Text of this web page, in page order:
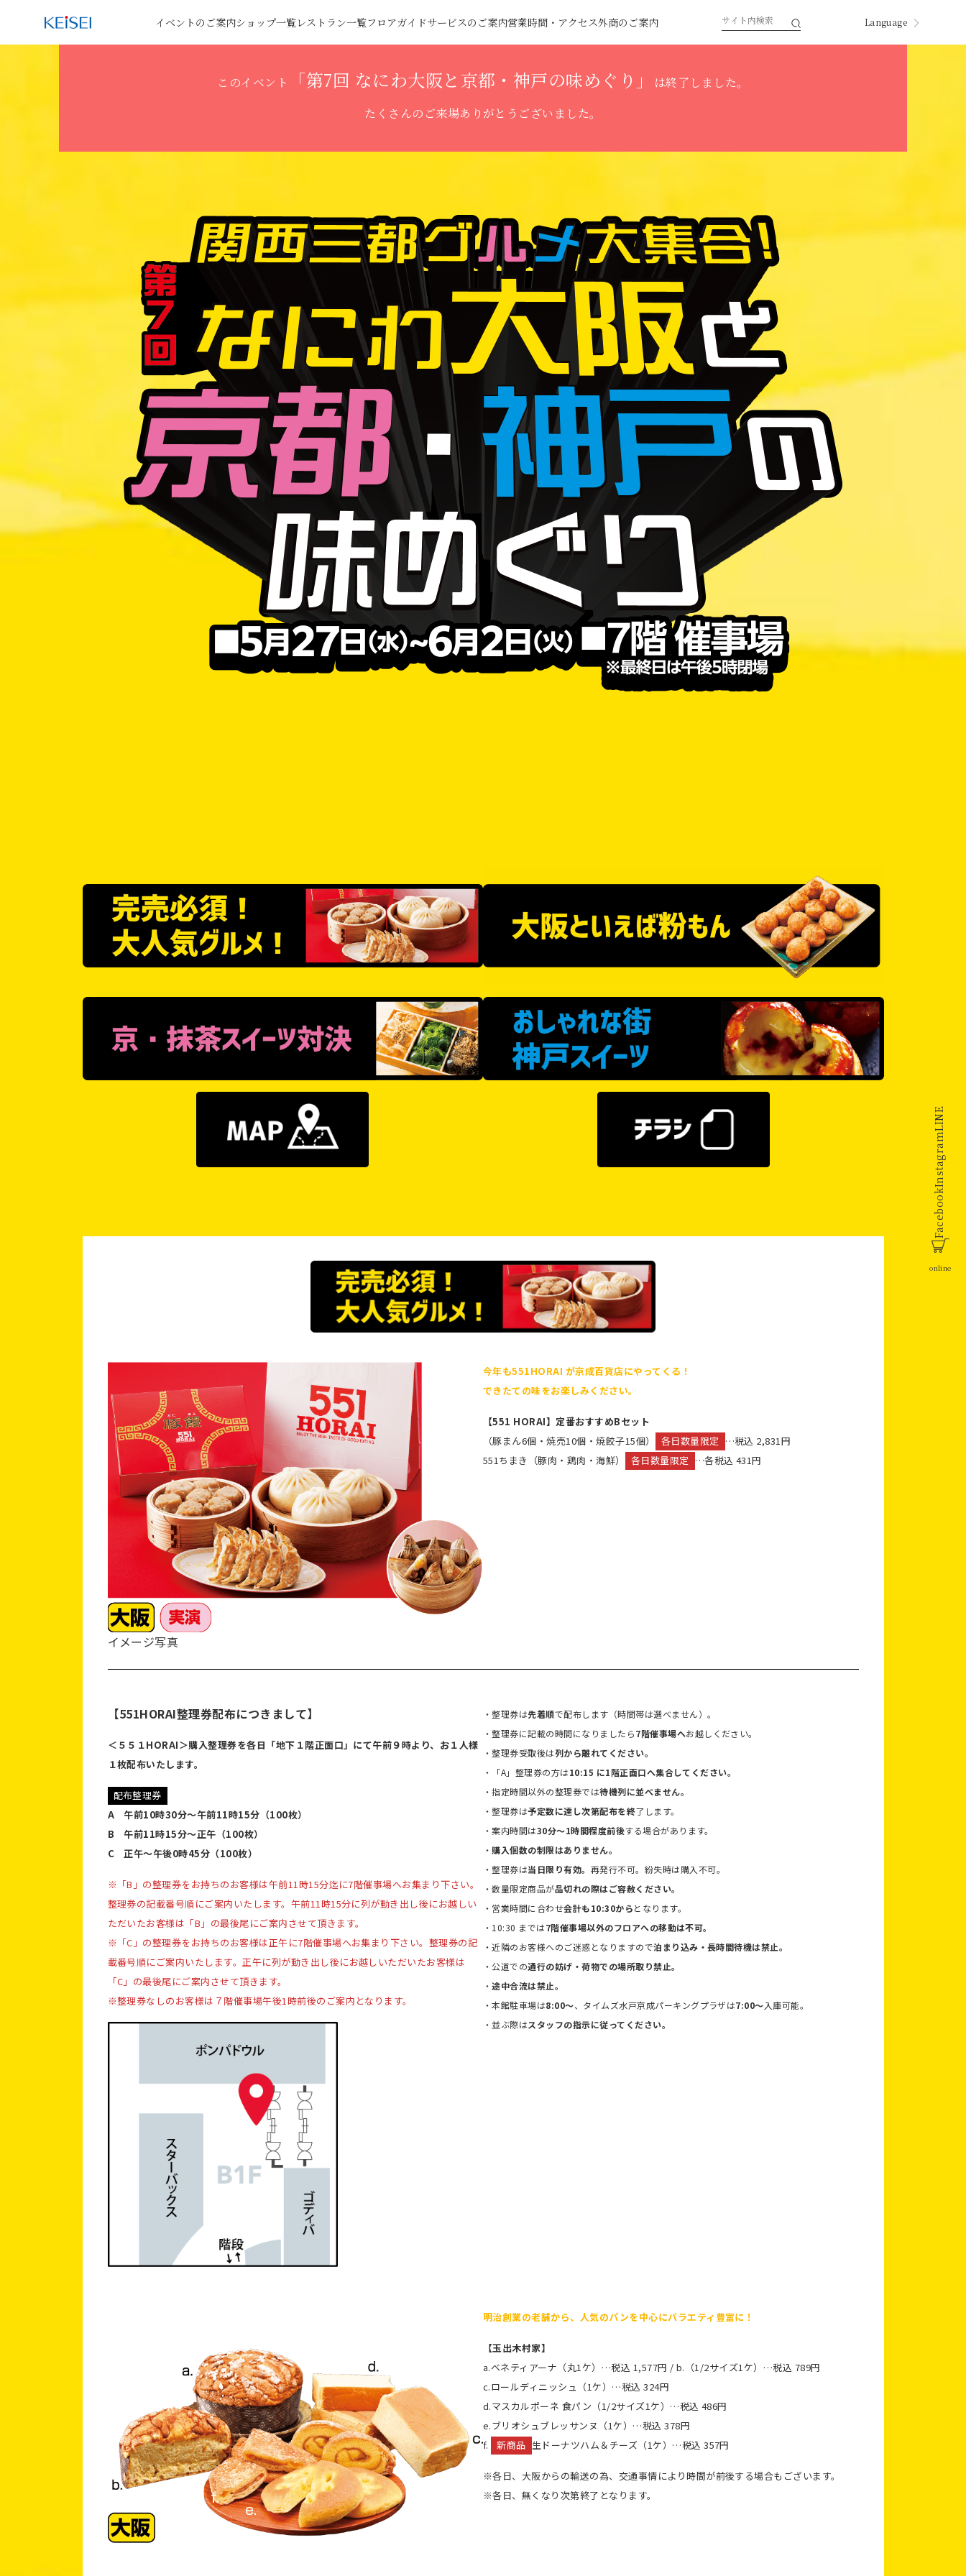
イベントのご案内ショップ一覧レストラン一覧フロアガイドサービスのご案内営業時間・アクセス外商のご案内 Language
LINE
Instagram
Facebook
online
このイベント 「第7回 なにわ大阪と京都・神戸の味めぐり」
は終了しました。
たくさんのご来場ありがとうございました。
イメージ写真
今年も551HORAI が京成百貨店にやってくる！
できたての味をお楽しみください。
【551 HORAI】定番おすすめBセット
（豚まん6個・焼売10個・焼餃子15個）
各日数量限定 …税込 2,831円
551ちまき（豚肉・鶏肉・海鮮）
各日数量限定 …各税込 431円
【551HORAI整理券配布につきまして】
＜５５１HORAI＞購入整理券を各日「地下１階正面口」にて午前９時より、お１人様
１枚配布いたします。
配布整理券
A 午前10時30分～午前11時15分（100枚）
B 午前11時15分～正午（100枚）
C 正午～午後0時45分（100枚）
※「B」の整理券をお持ちのお客様は午前11時15分迄に7階催事場へお集まり下さい。
整理券の記載番号順にご案内いたします。午前11時15分に列が動き出し後にお越しい
ただいたお客様は「B」の最後尾にご案内させて頂きます。
※「C」の整理券をお持ちのお客様は正午に7階催事場へお集まり下さい。整理券の記
載番号順にご案内いたします。正午に列が動き出し後にお越しいただいたお客様は
「C」の最後尾にご案内させて頂きます。
※整理券なしのお客様は７階催事場午後1時前後のご案内となります。
・整理券は先着順で配布します（時間帯は選べません）。
・整理券に記載の時間になりましたら7階催事場へお越しください。
・整理券受取後は列から離れてください。
・「A」整理券の方は10:15 に1階正面口へ集合してください。
・指定時間以外の整理券では待機列に並べません。
・整理券は予定数に達し次第配布を終了します。
・案内時間は30分〜1時間程度前後する場合があります。
・ 購入個数の制限はありません。
・整理券は当日限り有効。 再発行不可。紛失時は購入不可。
・数量限定商品が品切れの際はご容赦ください。
・営業時間に合わせ会計も10:30からとなります。
・10:30 までは7階催事場以外のフロアへの移動は不可。
・近隣のお客様へのご迷惑となりますので泊まり込み・長時間待機は禁止。
・公道での通行の妨げ・荷物での場所取り禁止。
・途中合流は禁止。
・本館駐車場は8:00〜、タイムズ水戸京成パーキングプラザは7:00〜入庫可能。
・並ぶ際はスタッフの指示に従ってください。
明治創業の老舗から、人気のパンを中心にバラエティ豊富に！
【玉出木村家】
a.ベネティアーナ（丸1ケ）…税込 1,577円 / b.（1/2サイズ1ケ）…税込 789円
c.ロールディニッシュ（1ケ）…税込 324円
d.マスカルポーネ 食パン（1/2サイズ1ケ）…税込 486円
e.ブリオシュブレッサンヌ（1ケ）…税込 378円
f.
新商品 生ドーナツハム＆チーズ（1ケ）…税込 357円
※各日、大阪からの輸送の為、交通事情により時間が前後する場合もございます。
※各日、無くなり次第終了となります。